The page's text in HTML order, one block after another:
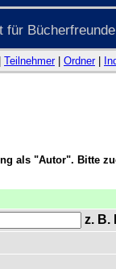
für Bücherfreunde
Teilnehmer| Ordner|
als "Autor". Bitte
z. B.